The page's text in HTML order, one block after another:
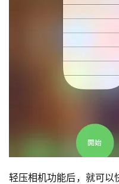
轻压相机功能后，就可以